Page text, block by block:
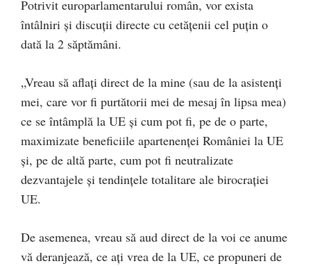
Potrivit europarlamentarului român, vor exista
întâlniri și discuții directe cu cetățenii cel puțin o
dată la 2 săptămâni.
„Vreau să aflați direct de la mine (sau de la asistenți
mei, care vor fi purtătorii mei de mesaj în lipsa mea)
ce se întâmplă la UE și cum pot fi, pe de o parte,
maximizate beneficiile apartenenței României la UE
și, pe de altă parte, cum pot fi neutralizate
dezvantajele și tendințele totalitare ale birocrației
UE.
De asemenea, vreau să aud direct de la voi ce anume
vă deranjează, ce ați vrea de la UE, ce propuneri de